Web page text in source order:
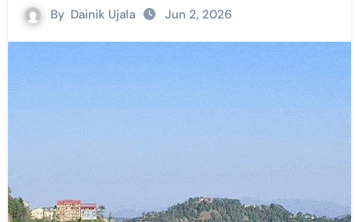
By Dainik Ujala Jun 2, 2026